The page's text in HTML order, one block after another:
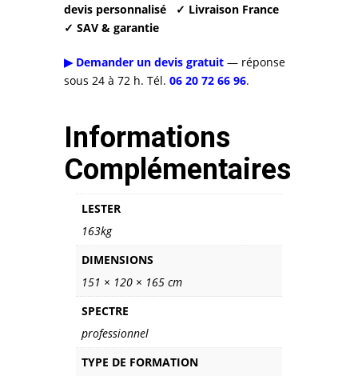
devis personnalisé
✓ Livraison France
✓ SAV & garantie
▶ Demander un devis gratuit — réponse
sous 24 à 72 h. Tél. 06 20 72 66 96.
Informations
Complémentaires
LESTER
163kg
DIMENSIONS
151 × 120 × 165 cm
SPECTRE
professionnel
TYPE DE FORMATION